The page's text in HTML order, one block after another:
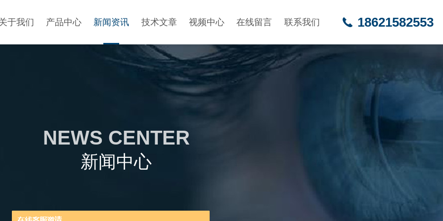
于我们 产品中心 新闻资讯 技术文章 视频中心 在线留言 联系我们 18621582553
NEWS CENTER
新闻中心